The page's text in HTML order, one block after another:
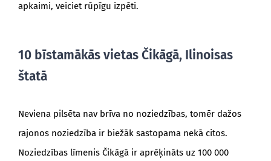
apkaimi, veiciet rūpīgu izpēti.
10 bīstamākās vietas Čikāgā, Ilinoisas
štatā
Neviena pilsēta nav brīva no noziedzības, tomēr dažos
rajonos noziedzība ir biežāk sastopama nekā citos.
Noziedzības līmenis Čikāgā ir aprēķināts uz 100 000